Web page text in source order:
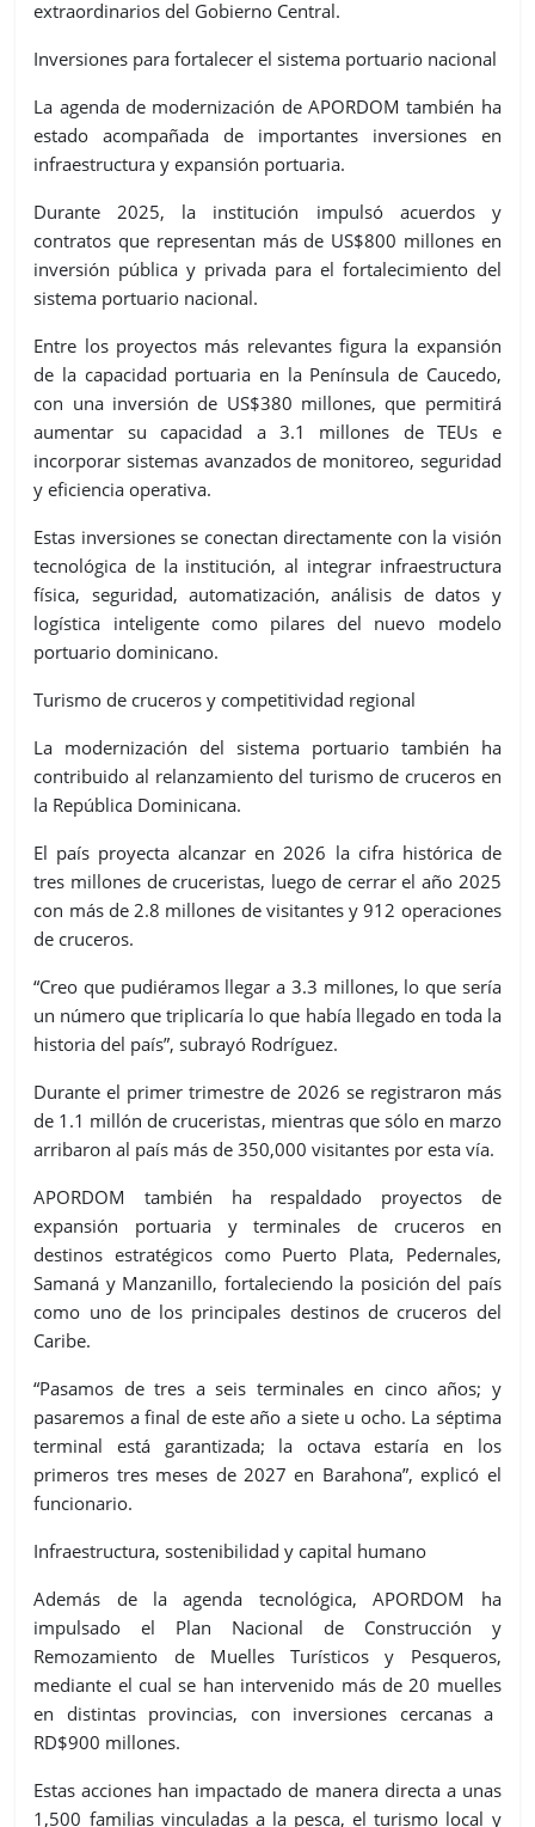
extraordinarios del Gobierno Central.
Inversiones para fortalecer el sistema portuario nacional
La agenda de modernización de APORDOM también ha
estado acompañada de importantes inversiones en
infraestructura y expansión portuaria.
Durante 2025, la institución impulsó acuerdos y
contratos que representan más de US$800 millonesen
inversión pública y privada para el fortalecimiento del
sistema portuario nacional.
Entre los proyectos más relevantes figura la expansión
de la capacidad portuaria en la Península de Caucedo,
con una inversión de US$380 millones, que permitirá
aumentar su capacidad a 3.1 millones de TEUs e
incorporar sistemas avanzados de monitoreo, seguridad
y eficiencia operativa.
Estas inversiones se conectan directamente con la visión
tecnológica de la institución, al integrar infraestructura
física, seguridad, automatización, análisis de datos y
logística inteligente como pilares del nuevo modelo
portuario dominicano.
Turismo de cruceros y competitividad regional
La modernización del sistema portuario también ha
contribuido al relanzamiento del turismo de cruceros en
la República Dominicana.
El país proyecta alcanzar en 2026 la cifra histórica de
tres millones de cruceristas, luego de cerrar el año 2025
con más de 2.8 millones de visitantesy912 operaciones
de cruceros.
“Creo que pudiéramos llegar a 3.3 millones, lo que sería
un número que triplicaría lo que había llegado en toda la
historia del país”, subrayó Rodríguez.
Durante el primer trimestre de 2026 se registraron más
de 1.1 millón de cruceristas, mientras que sólo en marzo
arribaron al país más de350,000 visitantes por esta vía.
APORDOM también ha respaldado proyectos de
expansión portuaria y terminales de cruceros en
destinos estratégicos como Puerto Plata, Pedernales,
Samaná y Manzanillo, fortaleciendo la posición del país
como uno de los principales destinos de cruceros del
Caribe.
“Pasamos de tres a seis terminales en cinco años; y
pasaremos a final de este año a siete u ocho. La séptima
terminal está garantizada; la octava estaría en los
primeros tres meses de 2027 en Barahona”, explicó el
funcionario.
Infraestructura, sostenibilidad y capital humano
Además de la agenda tecnológica, APORDOM ha
impulsado el Plan Nacional de Construcción y
Remozamiento de Muelles Turísticos y Pesqueros,
mediante el cual se han intervenido más de 20 muelles
en distintas provincias, con inversiones cercanas a
RD$900 millones.
Estas acciones han impactado de manera directa a unas
1,500 familiasvinculadas a la pesca, el turismo local y